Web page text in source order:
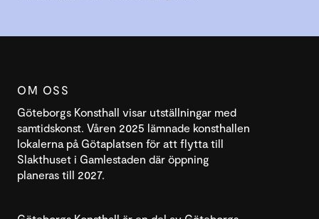
OM OSS
Göteborgs Konsthall visar utställningar med
samtidskonst. Våren 2025 lämnade konsthallen
lokalerna på Götaplatsen för att flytta till
Slakthuset i Gamlestaden där öppning
planeras till 2027.